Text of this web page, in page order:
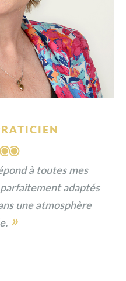
à toutes mes
adaptés
une atmosphère
»